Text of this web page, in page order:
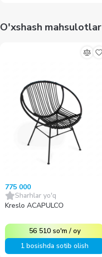
O'xshash mahsulotlar
775 000
Sharhlar yo'q
Kreslo ACAPULCO
56 510 so'm /oy
1 bosishda sotib olish